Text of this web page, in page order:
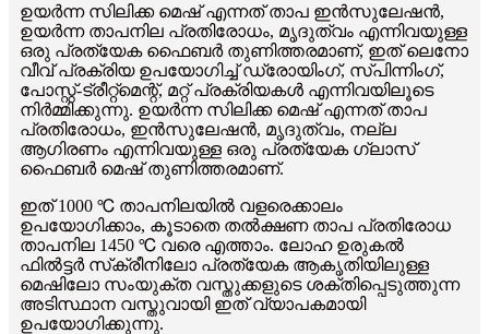
ഉയർന്ന സിലിക്ക മെഷ് എന്നത് താപ ഇൻസുലേഷൻ,
ഉയർന്ന താപനില പ്രതിരോധം, മൃദുത്വം എന്നിവയുള്ള
ഒരു പ്രത്യേക ഫൈബർ തുണിത്തരമാണ്, ഇത് ലെനോ
വീവ് പ്രക്രിയ ഉപയോഗിച്ച് ഡ്രോയിംഗ്, സ്പിന്നിംഗ്,
പോസ്റ്റ്-ട്രീറ്റ്മെന്റ്, മറ്റ് പ്രക്രിയകൾ എന്നിവയിലൂടെ
നിർമ്മിക്കുന്നു. ഉയർന്ന സിലിക്ക മെഷ് എന്നത് താപ
പ്രതിരോധം, ഇൻസുലേഷൻ, മൃദുത്വം, നല്ല
ആഗിരണം എന്നിവയുള്ള ഒരു പ്രത്യേക ഗ്ലാസ്
ഫൈബർ മെഷ് തുണിത്തരമാണ്.
ഇത് 1000 ℃ താപനിലയിൽ വളരെക്കാലം
ഉപയോഗിക്കാം, കൂടാതെ തൽക്ഷണ താപ പ്രതിരോധ
താപനില 1450 ℃ വരെ എത്താം. ലോഹ ഉരുകൽ
ഫിൽട്ടർ സ്‌ക്രീനിലോ പ്രത്യേക ആകൃതിയിലുള്ള
മെഷിലോ സംയുക്ത വസ്തുക്കളുടെ ശക്തിപ്പെടുത്തുന്ന
അടിസ്ഥാന വസ്തുവായി ഇത് വ്യാപകമായി
ഉപയോഗിക്കുന്നു.